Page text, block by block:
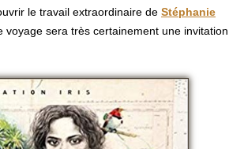
le travail extraordinaire de Stéphanie
voyage sera très certainement une